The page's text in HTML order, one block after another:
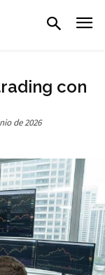
con
de 2026